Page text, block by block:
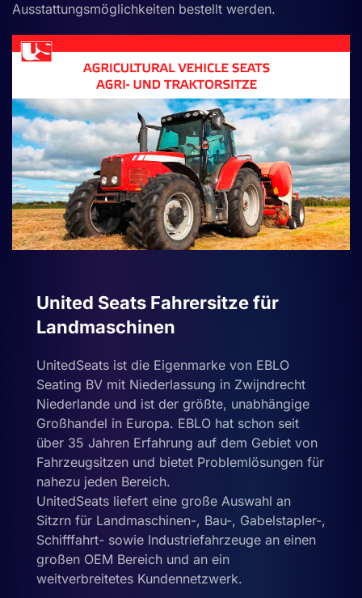
Ausstattungsmöglichkeiten bestellt werden.
United Seats Fahrersitze für
Landmaschinen
UnitedSeats ist die Eigenmarke von EBLO
Seating BV mit Niederlassung in Zwijndrecht
Niederlande und ist der größte, unabhängige
Großhandel in Europa. EBLO hat schon seit
über 35 Jahren Erfahrung auf dem Gebiet von
Fahrzeugsitzen und bietet Problemlösungen für
nahezu jeden Bereich.
UnitedSeats liefert eine große Auswahl an
Sitzrn für Landmaschinen-, Bau-, Gabelstapler-,
Schifffahrt- sowie Industriefahrzeuge an einen
großen OEM Bereich und an ein
weitverbreitetes Kundennetzwerk.